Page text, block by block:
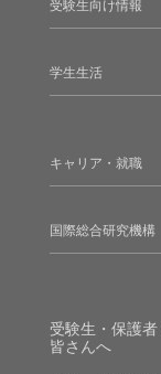
受験生向け情報
学生生活
キャリア・就職
国際総合研究機構
受験生・保護
皆さんへ